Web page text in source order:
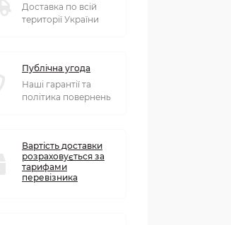
Доставка по всій
території України
Публічна угода
Наші гарантії та
політика повернень
Вартість доставки
розраховується за
тарифами
перевізника